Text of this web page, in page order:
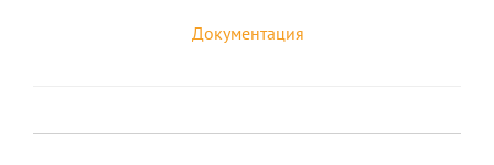
Документация